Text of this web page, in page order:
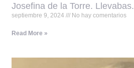
Josefina de la Torre. Llevabas.
septiembre 9, 2024 No hay comentarios
Read More »